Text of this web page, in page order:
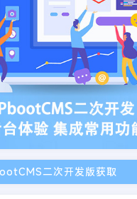
二次开发版获取